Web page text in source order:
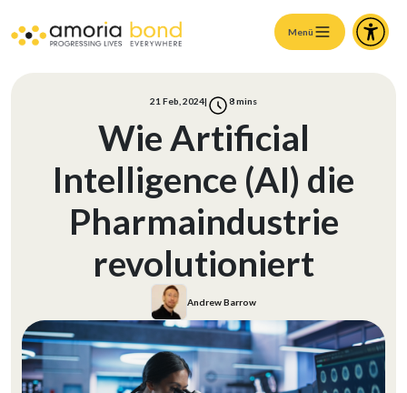
Menü
21 Feb, 2024| 8mins
Wie Artificial
Intelligence (AI) die
Pharmaindustrie
revolutioniert
Andrew Barrow